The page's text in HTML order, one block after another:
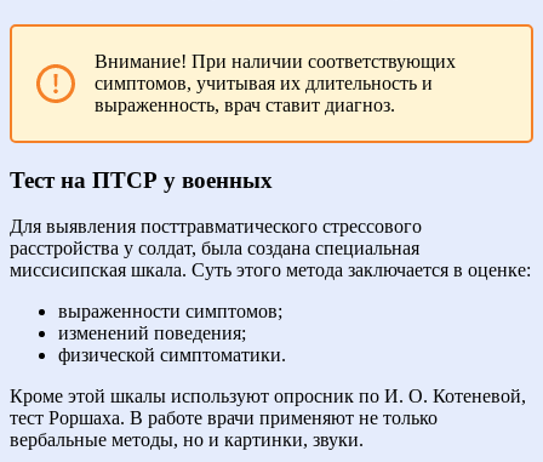
Внимание! При наличии соответствующих
симптомов, учитывая их длительность и
выраженность, врач ставит диагноз.
Тест на ПТСР у военных
Для выявления посттравматического стрессового
расстройства у солдат, была создана специальная
миссисипская шкала. Суть этого метода заключается в оценке:
выраженности симптомов;
изменений поведения;
физической симптоматики.
Кроме этой шкалы используют опросник по И. О. Котеневой,
тест Роршаха. В работе врачи применяют не только
вербальные методы, но и картинки, звуки.